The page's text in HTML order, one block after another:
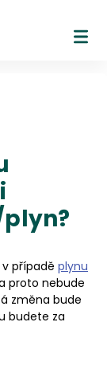
případě plynu
proto nebude
změna bude
budete za